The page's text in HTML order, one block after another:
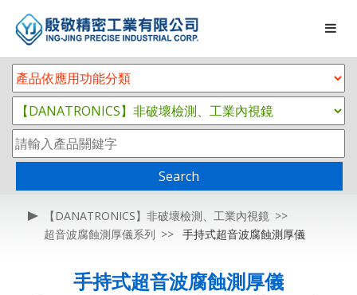
Search
【DANATRONICS】非破壞檢測、工業內視鏡
超音波腐蝕測厚儀系列
手持式超音波腐蝕測厚儀
手持式超音波腐蝕測厚儀